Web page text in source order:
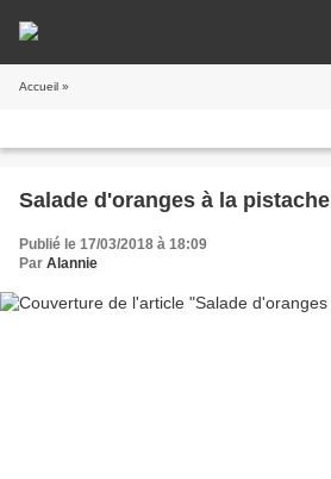
Accueil »
Salade d'oranges à la pistache
Publié le 17/03/2018 à 18:09
Par Alannie